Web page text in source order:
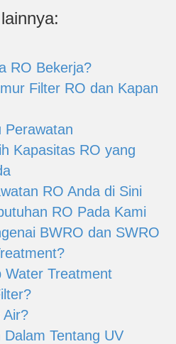
RO Bekerja?
Filter RO dan Kapan
Perawatan
Kapasitas RO yang
RO Anda di Sini
RO Pada Kami
BWRO dan SWRO
Water Treatment
Air?
Tentang UV